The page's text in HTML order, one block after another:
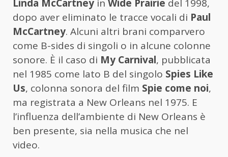
Linda McCartney in Wide Prairie del 1998,
dopo aver eliminato le tracce vocali di Paul
McCartney. Alcuni altri brani comparvero
come B-sides di singoli o in alcune colonne
sonore. È il caso di My Carnival, pubblicata
nel 1985 come lato B del singolo Spies Like
Us, colonna sonora del film Spie come noi,
ma registrata a New Orleans nel 1975. E
l’influenza dell’ambiente di New Orleans è
ben presente, sia nella musica che nel
video.